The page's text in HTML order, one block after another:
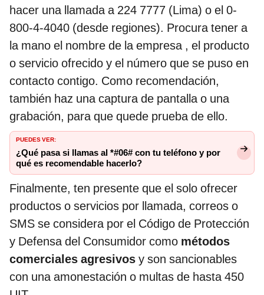
hacer una llamada a 224 7777 (Lima) o el 0-
800-4-4040 (desde regiones). Procura tener a
la mano el nombre de la empresa , el producto
o servicio ofrecido y el número que se puso en
contacto contigo. Como recomendación,
también haz una captura de pantalla o una
grabación, para que quede prueba de ello.
PUEDES VER:
¿Qué pasa si llamas al *#06# con tu teléfono y por
qué es recomendable hacerlo?
Finalmente, ten presente que el solo ofrecer
productos o servicios por llamada, correos o
SMS se considera por el Código de Protección
y Defensa del Consumidor como métodos
comerciales agresivos y son sancionables
con una amonestación o multas de hasta 450